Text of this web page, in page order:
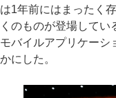
は1年前にはまったく
くのものが登場して
モバイルアプリケーシ
かにした。